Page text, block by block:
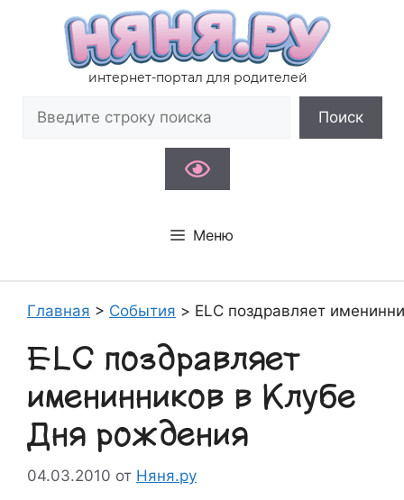
содержимому
интернет-портал для родителей
Поиск
Меню
Главная > События > ELC поздравляет
ELC поздравляет
именинников в Клубе
Дня рождения
04.03.2010 от Няня.ру